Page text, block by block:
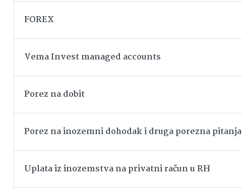
FOREX
Vema Invest managed accounts
Porez na dobit
Porez na inozemni dohodak i druga porezna pitanja
Uplata iz inozemstva na privatni račun u RH